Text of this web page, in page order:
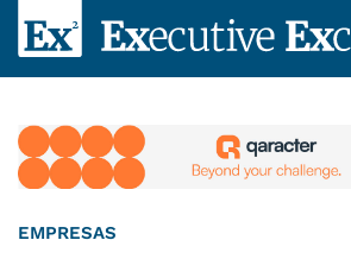
Skip to main content
EMPRESAS